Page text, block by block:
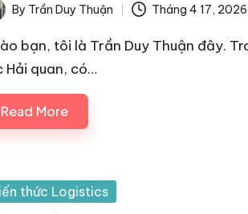
By Trần Duy Thuận Tháng 4 17, 2026
bạn, tôi là Trần Duy Thuận đây.
Hải quan, có…
Read More
thức Logistics